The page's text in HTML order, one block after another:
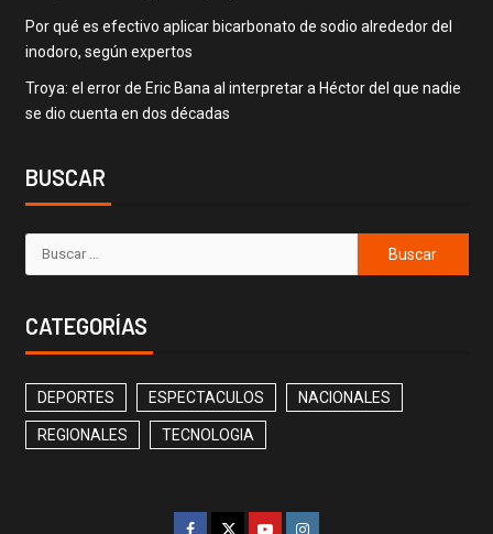
Por qué es efectivo aplicar bicarbonato de sodio alrededor del
inodoro, según expertos
Troya: el error de Eric Bana al interpretar a Héctor del que nadie
se dio cuenta en dos décadas
BUSCAR
CATEGORÍAS
DEPORTES ESPECTACULOS NACIONALES
REGIONALES TECNOLOGIA